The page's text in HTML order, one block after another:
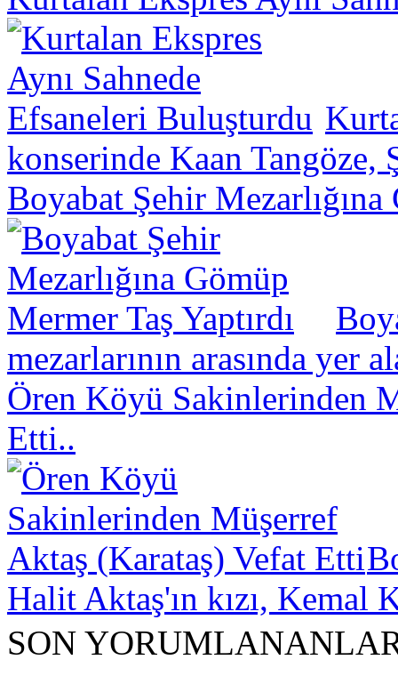
konserinde Kaan Tangöze,
Boyabat Şehir Mezarlığına
mezarlarının arasında yer
Ören Köyü Sakinlerinden
Etti..
Halit Aktaş'ın kızı, Kemal
SON